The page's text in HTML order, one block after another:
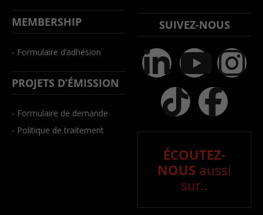
MEMBERSHIP
- Formulaire d’adhésion
PROJETS D’ÉMISSION
- Formulaire de demande
- Politique de traitement
SUIVEZ-NOUS
ÉCOUTEZ-
NOUS aussi
sur..